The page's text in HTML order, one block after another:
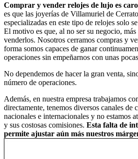
Comprar y vender relojes de lujo es
es que las joyerías de Villamuriel de
especializadas en este tipo de relojes solo
El motivo es que, al no ser su negocio, más
venderlos. Nosotros cerramos compras y
forma somos capaces de ganar
operaciones sin empeñarnos con unas
No dependemos de hacer la gran venta,
número de operaciones.
Además, en nuestra empresa trabajamos
directamente, tenemos diversos canales de
nacionales e internacionales y no estamos
y sus costosas comisiones. Esta falta de
permite ajustar aún más nuestros